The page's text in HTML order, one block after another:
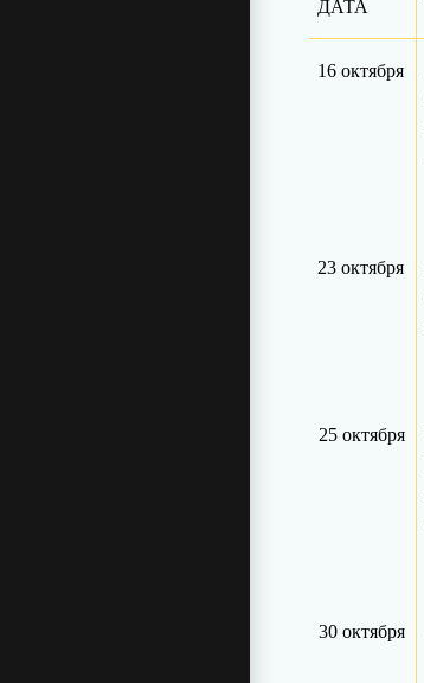
ДАТА
16 октября
23 октября
25 октября
30 октября